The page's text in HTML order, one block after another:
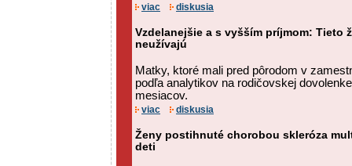
viac diskusia
Vzdelanejšie a s vyšším príjmom: Tieto
neužívajú
Matky, ktoré mali pred pôrodom v
podľa analytikov na rodičovskej
mesiacov.
viac diskusia
Ženy postihnuté chorobou skleróza
deti